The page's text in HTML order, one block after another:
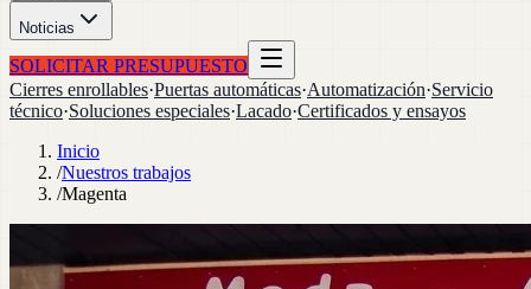
Noticias
SOLICITAR PRESUPUESTO
Cierres enrollables·Puertas automáticas·Automatización·Servicio
técnico·Soluciones especiales·Lacado·Certificados y ensayos
Inicio
/Nuestros trabajos
/Magenta